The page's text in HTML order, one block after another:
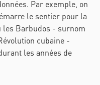
Par exemple, on
le sentier pour la
les Barbudos - surnom
cubaine -
les années de